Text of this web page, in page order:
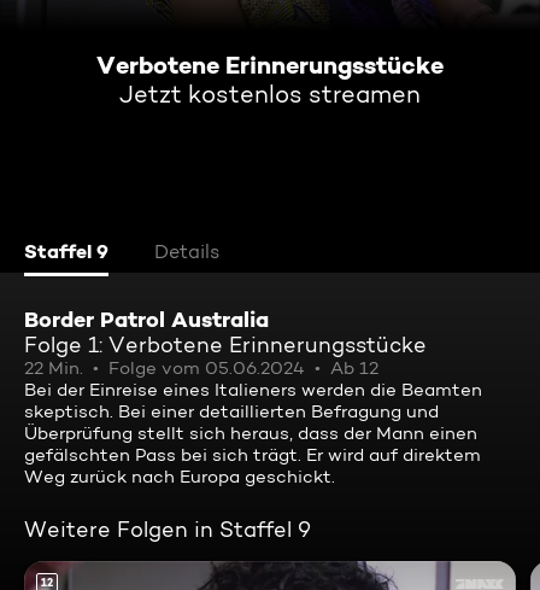
Verbotene Erinnerungsstücke
Jetzt kostenlos streamen
Staffel 9 Details
Border Patrol Australia
Folge 1: Verbotene Erinnerungsstücke
22 Min. Folge vom 05.06.2024
Ab 12
Bei der Einreise eines Italieners werden die Beamten
skeptisch. Bei einer detaillierten Befragung und
Überprüfung stellt sich heraus, dass der Mann einen
gefälschten Pass bei sich trägt. Er wird auf direktem
Weg zurück nach Europa geschickt.
Weitere Folgen in Staffel 9
12